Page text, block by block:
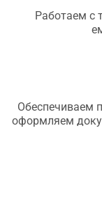
Работаем с
Обеспечиваем
оформляем